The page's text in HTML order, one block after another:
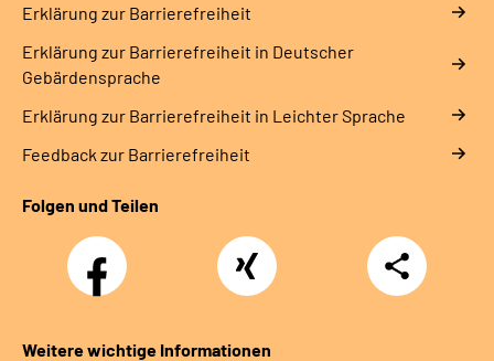
Erklärung zur Barrierefreiheit
Erklärung zur Barrierefreiheit in Deutscher
Gebärdensprache
Erklärung zur Barrierefreiheit in Leichter Sprache
Feedback zur Barrierefreiheit
Folgen und Teilen
Facebook Xing
Teilen
Weitere wichtige Informationen